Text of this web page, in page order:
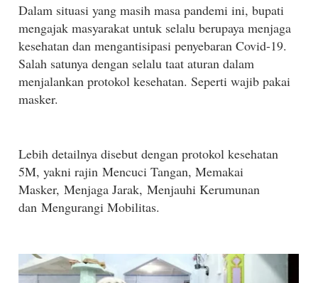
Dalam situasi yang masih masa pandemi ini, bupati
mengajak masyarakat untuk selalu berupaya menjaga
kesehatan dan mengantisipasi penyebaran Covid-19.
Salah satunya dengan selalu taat aturan dalam
menjalankan protokol kesehatan. Seperti wajib pakai
masker.
Lebih detailnya disebut dengan protokol kesehatan
5M, yakni rajinMencuci Tangan, Memakai
Masker,Menjaga Jarak, Menjauhi Kerumunan
danMengurangi Mobilitas.